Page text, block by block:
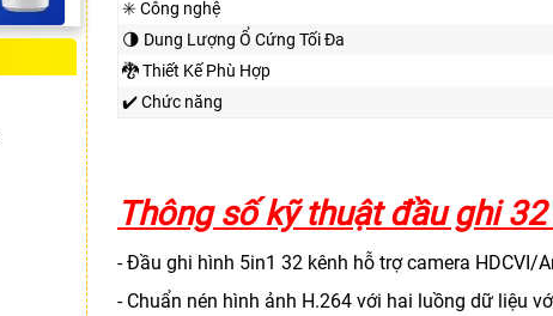
✳️ Công nghệ
🌗 Dung Lượng Ổ Cứng Tối Đa
🐉️ Thiết Kế Phù Hợp
✔️ Chức năng
Thông số kỹ thuật đầu ghi
- Đầu ghi hình 5in1 32 kênh hỗ trợ camera HDCVI/
- Chuẩn nén hình ảnh H.264 với hai luồng dữ liệu